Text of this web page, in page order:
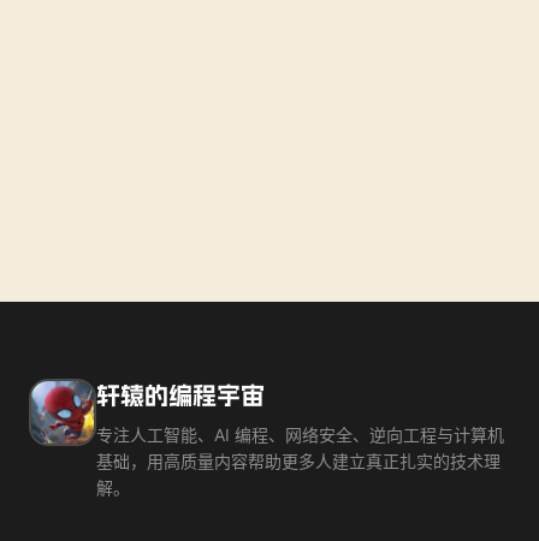
轩辕的编程宇宙
专注人工智能、AI 编程、网络安全、逆向工程与计算机
基础，用高质量内容帮助更多人建立真正扎实的技术理
解。